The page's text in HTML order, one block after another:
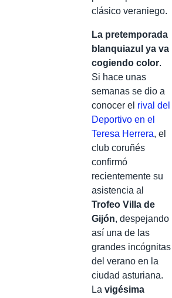
clásico veraniego.
La pretemporada
blanquiazul ya va
cogiendo color.
Si hace unas
semanas se dio a
conocer el rival del
Deportivo en el
Teresa Herrera, el
club coruñés
confirmó
recientemente su
asistencia al
Trofeo Villa de
Gijón, despejando
así una de las
grandes incógnitas
del verano en la
ciudad asturiana.
La vigésima